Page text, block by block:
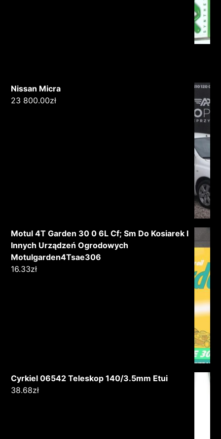
Nissan Micra
23 800.00zł
Motul 4T Garden 30 0 6L Cf; Sm Do Kosiarek I
Innych Urządzeń Ogrodowych
Motulgarden4Tsae306
16.33zł
Cyrkiel 06542 Teleskop 140/3.5mm Etui
38.68zł